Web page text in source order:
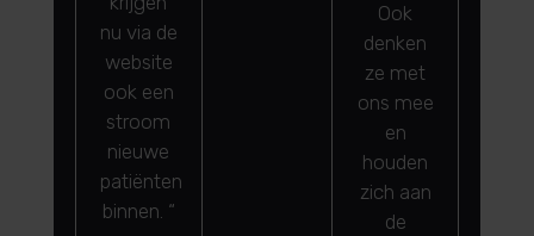
nu via de
website
ook een
stroom
nieuwe
patiënten
binnen. “
Ook
denken
ze met
ons mee
en
houden
zich aan
de